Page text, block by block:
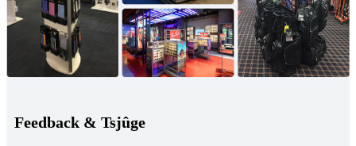
Feedback & Tsjûge